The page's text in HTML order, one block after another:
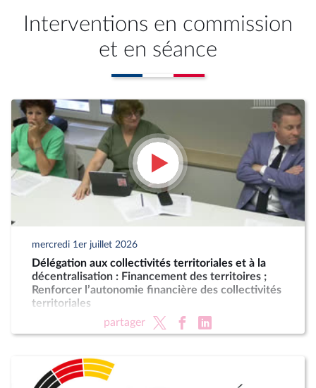
Interventions en commission
et en séance
mercredi 1er juillet 2026
Délégation aux collectivités territoriales et à la
décentralisation : Financement des territoires ;
Renforcer l’autonomie financière des collectivités
territoriales
partager